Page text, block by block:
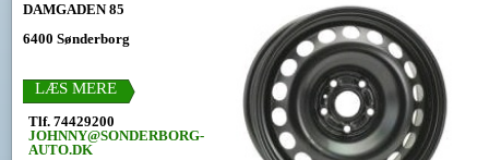
DAMGADEN 85
6400 Sønderborg
LÆS MERE
Tlf. 74429200
JOHNNY@SONDERBORG-
AUTO.DK